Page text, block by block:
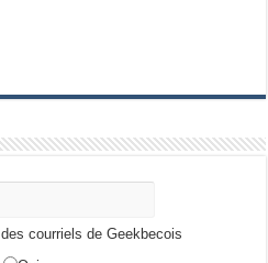
courriels de Geekbecois